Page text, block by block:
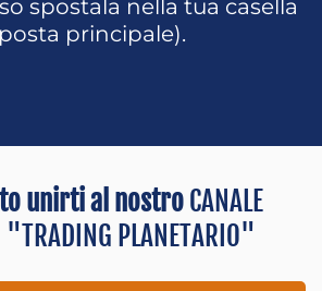
spostala nella tua casella
principale).
unirti al nostroCANALE
PLANETARIO"